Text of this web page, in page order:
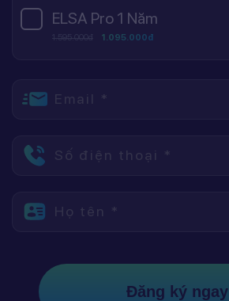
ELSA Pro 1 Năm
1.595.000đ 1.095.000đ
Email *
Số điện thoại *
Họ tên *
Đăng ký ngay